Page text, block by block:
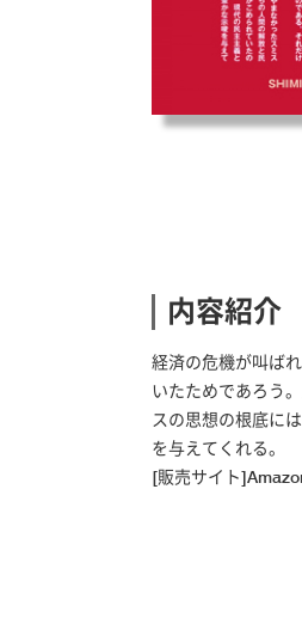
内容紹介
経済の危機が叫ば
いたためであろう
スの思想の根底に
を与えてくれる。
[販売サイト